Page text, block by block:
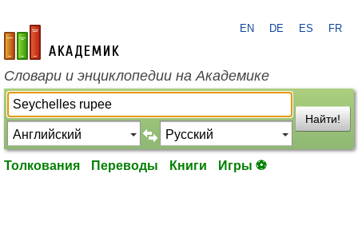
academic.ru
EN DE ES FR
Словари и энциклопедии на Академике
Найти!
Толкования Переводы Книги Игры ⚽